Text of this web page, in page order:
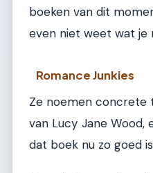
boeken van dit
even niet weet wat je
Romance Junkies
Ze noemen concrete
van Lucy Jane Wood,
dat boek nu zo goed